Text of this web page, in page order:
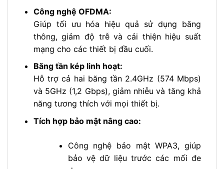
Công nghệ OFDMA:
Giúp tối ưu hóa hiệu quả sử dụng băng
thông, giảm độ trễ và cải thiện hiệu suất
mạng cho các thiết bị đầu cuối.
Băng tần kép linh hoạt:
Hỗ trợ cả hai băng tần 2.4GHz (574 Mbps)
và 5GHz (1,2 Gbps), giảm nhiễu và tăng khả
năng tương thích với mọi thiết bị.
Tích hợp bảo mật nâng cao:
Công nghệ bảo mật WPA3, giúp
bảo vệ dữ liệu trước các mối đe